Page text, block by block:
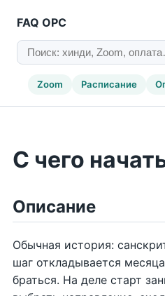
FAQ ОРС
Zoom Расписание
С чего
Описание
Обычная история:
шаг откладывается
браться. На деле старт